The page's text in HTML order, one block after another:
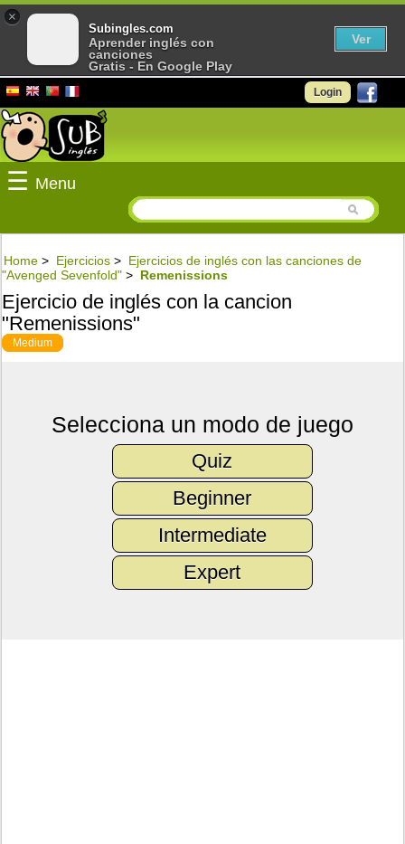
Login
☰ Menu
Home > Ejercicios > Ejercicios de inglés con las canciones de
"Avenged Sevenfold" > Remenissions
Ejercicio de inglés con la cancion
"Remenissions"
Medium
Selecciona un modo de juego
Quiz
Beginner
Intermediate
Expert
×
Subingles.com
Aprender inglés con
canciones
Gratis - En Google Play
Ver